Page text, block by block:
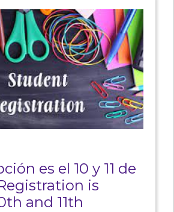
es el 10 y 11 de
is
and 11th